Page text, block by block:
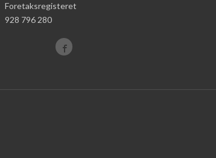
Foretaksregisteret
928 796 280